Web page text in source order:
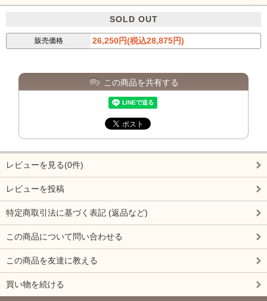
SOLD OUT
販売価格 26,250円(税込28,875円)
この商品を共有する
レビューを見る(0件)
レビューを投稿
特定商取引法に基づく表記 (返品など)
この商品について問い合わせる
この商品を友達に教える
買い物を続ける